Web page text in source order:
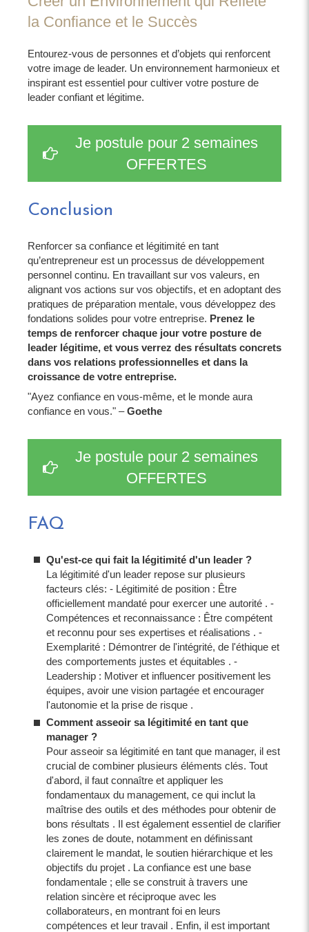
la Confiance et le Succès
Entourez-vous de personnes et d’objets qui renforcent
votre image de leader. Un environnement harmonieux et
inspirant est essentiel pour cultiver votre posture de
leader confiant et légitime.
Je postule pour 2 semaines
OFFERTES
Conclusion
Renforcer sa confiance et légitimité en tant
qu’entrepreneur est un processus de développement
personnel continu. En travaillant sur vos valeurs, en
alignant vos actions sur vos objectifs, et en adoptant des
pratiques de préparation mentale, vous développez des
fondations solides pour votre entreprise. Prenez le
temps de renforcer chaque jour votre posture de
leader légitime, et vous verrez des résultats concrets
dans vos relations professionnelles et dans la
croissance de votre entreprise.
"Ayez confiance en vous-même, et le monde aura
confiance en vous." –Goethe
Je postule pour 2 semaines
OFFERTES
FAQ
Qu'est-ce qui fait la légitimité d'un leader ?
La légitimité d'un leader repose sur plusieurs
facteurs clés: - Légitimité de position : Être
officiellement mandaté pour exercer une autorité . -
Compétences et reconnaissance : Être compétent
et reconnu pour ses expertises et réalisations . -
Exemplarité : Démontrer de l'intégrité, de l'éthique et
des comportements justes et équitables . -
Leadership : Motiver et influencer positivement les
équipes, avoir une vision partagée et encourager
l'autonomie et la prise de risque .
Comment asseoir sa légitimité en tant que
manager ?
Pour asseoir sa légitimité en tant que manager, il est
crucial de combiner plusieurs éléments clés. Tout
d'abord, il faut connaître et appliquer les
fondamentaux du management, ce qui inclut la
maîtrise des outils et des méthodes pour obtenir de
bons résultats . Il est également essentiel de clarifier
les zones de doute, notamment en définissant
clairement le mandat, le soutien hiérarchique et les
objectifs du projet . La confiance est une base
fondamentale ; elle se construit à travers une
relation sincère et réciproque avec les
collaborateurs, en montrant foi en leurs
compétences et leur travail . Enfin, il est important